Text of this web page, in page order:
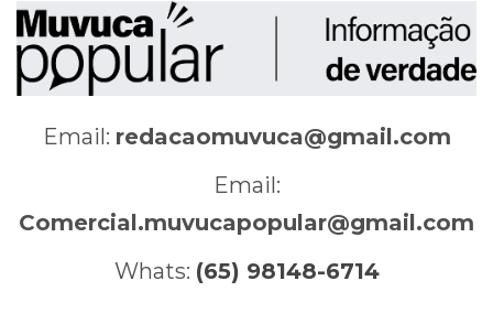
Email: redacaomuvuca@gmail.com
Email:
Comercial.muvucapopular@gmail.com
Whats: (65) 98148-6714